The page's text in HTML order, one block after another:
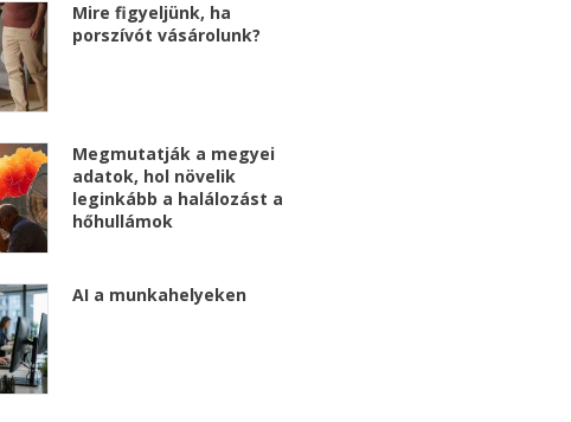
Mire figyeljünk, ha
porszívót vásárolunk?
Megmutatják a megyei
adatok, hol növelik
leginkább a halálozást a
hőhullámok
AI a munkahelyeken